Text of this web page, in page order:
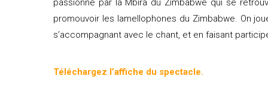
passionné par la Mbira du Zimbabwe qui se
promouvoir les lamellophones du Zimbabwe. On
s’accompagnant avec le chant, et en faisant
Téléchargez l’affiche du spectacle.